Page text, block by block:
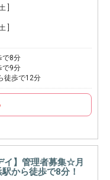
]
]
で8分
で9分
徒歩で12分
イ】管理者募集☆月
から徒歩で8分！